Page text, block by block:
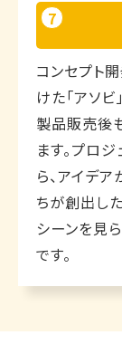
7
コンセプト
けた「アソ
製品販売後
ます。プロ
ら、アイデ
ちが創出し
シーンを見
です。